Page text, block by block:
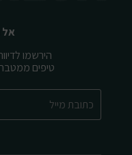
אל
הירשמו
טיפים